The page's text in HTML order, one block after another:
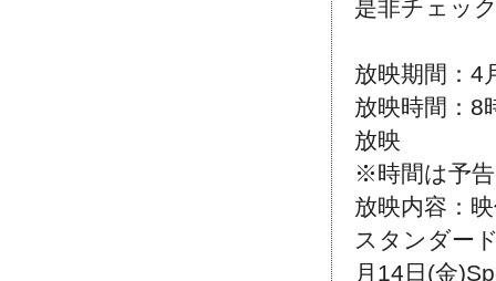
是非チェッ
放映期間：4
放映時間：8
放映
※時間は予
放映内容：
スタンダー
月14日(金